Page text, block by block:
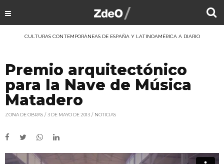
CULTURAS CONTEMPORÁNEAS DE ESPAÑA Y LATINOAMÉRICA A DIARIO
Premio arquitectónico
para la Nave de Música
Matadero
ZONA DE OBRAS 3 DE MAYO DE 2013 NOTICIAS